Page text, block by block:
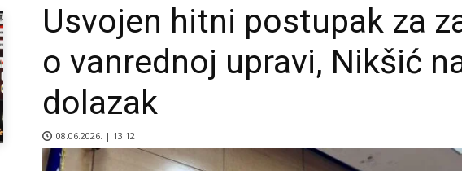
Usvojen hitni postupak za
o vanrednoj upravi, Nikšić
dolazak
08.06.2026. | 13:12